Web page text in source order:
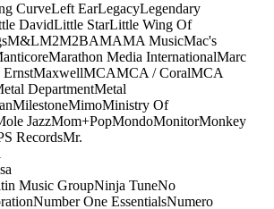
CurveLeft EarLegacyLegendary
DavidLittle StarLittle Wing Of
M&LM2M2BAMAMA MusicMac's
Marathon Media InternationalMarc
MaxwellMCAMCA / CoralMCA
DepartmentMetal
MilestoneMimoMinistry Of
JazzMom+PopMondoMonitorMonkey
RecordsMr.
Music GroupNinja TuneNo
Number One EssentialsNumero